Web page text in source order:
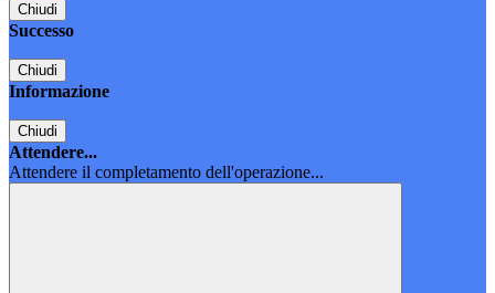
Chiudi
Successo
Chiudi
Informazione
Chiudi
Attendere...
Attendere il completamento dell'operazione...